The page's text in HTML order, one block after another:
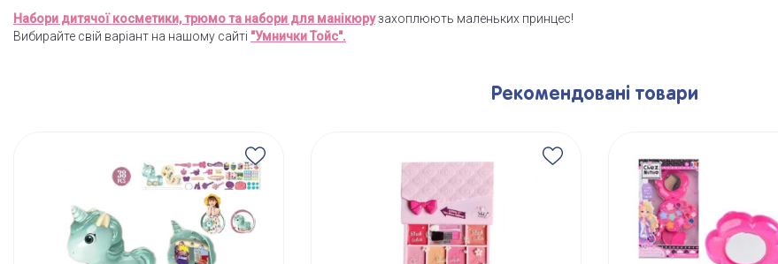
Набори дитячої косметики, трюмо та набори для манікюрузахоплюють маленьких принцес!
Вибирайте свій варіант на нашому сайті "Умнички Тойс".
Рекомендовані товари